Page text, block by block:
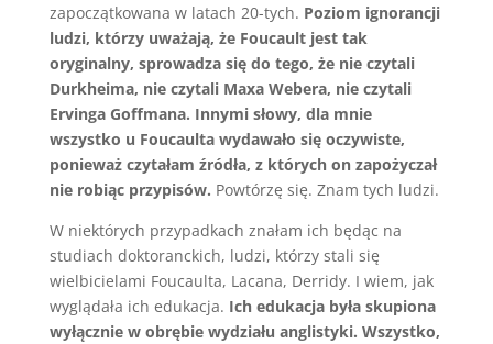
zapoczątkowana w latach 20-tych. Poziom ignorancji
ludzi, którzy uważają, że Foucault jest tak
oryginalny, sprowadza się do tego, że nie czytali
Durkheima, nie czytali Maxa Webera, nie czytali
Ervinga Goffmana. Innymi słowy, dla mnie
wszystko u Foucaulta wydawało się oczywiste,
ponieważ czytałam źródła, z których on zapożyczał
nie robiąc przypisów. Powtórzę się. Znam tych ludzi.
W niektórych przypadkach znałam ich będąc na
studiach doktoranckich, ludzi, którzy stali się
wielbicielami Foucaulta, Lacana, Derridy. I wiem, jak
wyglądała ich edukacja. Ich edukacja była skupiona
wyłącznie w obrębie wydziału anglistyki. Wszystko,